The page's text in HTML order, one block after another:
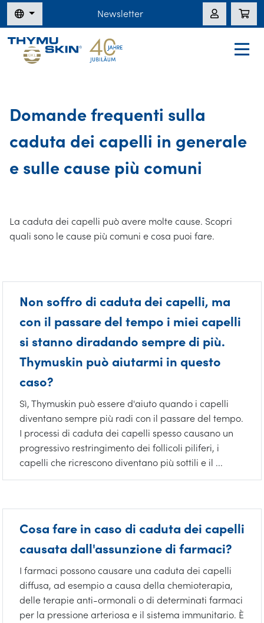
Newsletter
Domande frequenti sulla
caduta dei capelli in generale
e sulle cause più comuni
La caduta dei capelli può avere molte cause. Scopri
quali sono le cause più comuni e cosa puoi fare.
Non soffro di caduta dei capelli, ma
con il passare del tempo i miei capelli
si stanno diradando sempre di più.
Thymuskin può aiutarmi in questo
caso?
Sì, Thymuskin può essere d'aiuto quando i capelli
diventano sempre più radi con il passare del tempo.
I processi di caduta dei capelli spesso causano un
progressivo restringimento dei follicoli piliferi, i
capelli che ricrescono diventano più sottili e il ...
Cosa fare in caso di caduta dei capelli
causata dall'assunzione di farmaci?
I farmaci possono causare una caduta dei capelli
diffusa, ad esempio a causa della chemioterapia,
delle terapie anti-ormonali o di determinati farmaci
per la pressione arteriosa e il sistema immunitario. È